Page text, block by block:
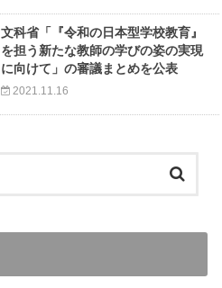
文科省「『令和の日本型学校教育』
を担う新たな教師の学びの姿の実現
に向けて」の審議まとめを公表
2021.11.16